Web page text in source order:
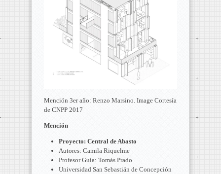
Mención 3er año: Renzo Marsino. Image Cortesía
de CNPP 2017
Mención
Proyecto: Central de Abasto
Autores: Camila Riquelme
Profesor Guía: Tomás Prado
Universidad San Sebastián de Concepción